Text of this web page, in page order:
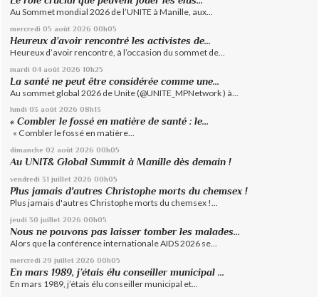
Au Sommet mondial 2026 de l’UNITE à Manille, aux...
mercredi 05 août 2026 00h05
Heureux d’avoir rencontré les activistes de...
Heureux d’avoir rencontré, à l’occasion du sommet de...
mardi 04 août 2026 10h25
La santé ne peut être considérée comme une...
Au sommet global 2026 de Unite (@UNITE_MPNetwork ) à...
lundi 03 août 2026 08h13
« Combler le fossé en matière de santé : le...
« Combler le fossé en matière...
dimanche 02 août 2026 00h05
Au UNIT& Global Summit à Manille dès demain !
vendredi 31 juillet 2026 00h05
Plus jamais d'autres Christophe morts du chemsex !
Plus jamais d'autres Christophe morts du chemsex !...
jeudi 30 juillet 2026 00h05
Nous ne pouvons pas laisser tomber les malades...
Alors que la conférence internationale AIDS 2026 se...
mercredi 29 juillet 2026 00h05
En mars 1989, j’étais élu conseiller municipal ...
En mars 1989, j’étais élu conseiller municipal et...